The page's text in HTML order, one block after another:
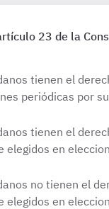
23 de la
tienen el
periódicas por
tienen el
elegidos en
no tienen el
elegidos en